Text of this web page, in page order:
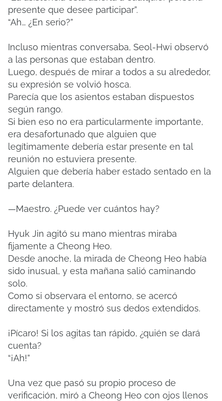
presente que desee participar”.
“Ah… ¿En serio?”
Incluso mientras conversaba, Seol-Hwi observó
a las personas que estaban dentro.
Luego, después de mirar a todos a su alrededor,
su expresión se volvió hosca.
Parecía que los asientos estaban dispuestos
según rango.
Si bien eso no era particularmente importante,
era desafortunado que alguien que
legítimamente debería estar presente en tal
reunión no estuviera presente.
Alguien que debería haber estado sentado en la
parte delantera.
—Maestro. ¿Puede ver cuántos hay?
Hyuk Jin agitó su mano mientras miraba
fijamente a Cheong Heo.
Desde anoche, la mirada de Cheong Heo había
sido inusual, y esta mañana salió caminando
solo.
Como si observara el entorno, se acercó
directamente y mostró sus dedos extendidos.
¡Pícaro! Si los agitas tan rápido, ¿quién se dará
cuenta?
“¡Ah!”
Una vez que pasó su propio proceso de
verificación, miró a Cheong Heo con ojos llenos